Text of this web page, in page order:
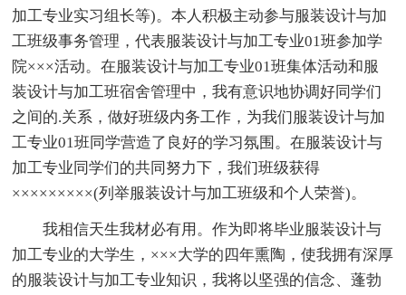
加工专业实习组长等)。本人积极主动参与服装设计与加
工班级事务管理，代表服装设计与加工专业01班参加学
院×××活动。在服装设计与加工专业01班集体活动和服
装设计与加工班宿舍管理中，我有意识地协调好同学们
之间的.关系，做好班级内务工作，为我们服装设计与加
工专业01班同学营造了良好的学习氛围。在服装设计与
加工专业同学们的共同努力下，我们班级获得
×××××××××(列举服装设计与加工班级和个人荣誉)。
我相信天生我材必有用。作为即将毕业服装设计与
加工专业的大学生，×××大学的四年熏陶，使我拥有深厚
的服装设计与加工专业知识，我将以坚强的信念、蓬勃